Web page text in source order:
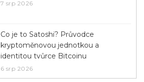
7 srp 2026
Co je to Satoshi? Průvodce
kryptoměnovou jednotkou a
identitou tvůrce Bitcoinu
6 srp 2026